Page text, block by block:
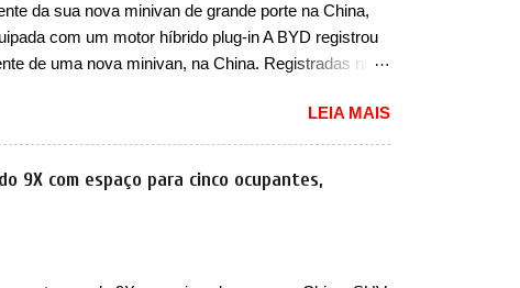
e dos faróis. Ele ainda possui um espaço para a
nova entrada de ar inferio...
da sua nova minivan de grande porte na China,
com um motor híbrido plug-in A BYD registrou
de uma nova minivan, na China. Registradas no
apresentará aos consumidores chineses para além
Max. Equipada com um motor híbrido plug-in
a marca para concorrer com uma série de
visto que por lá o segmento ainda continua
retangulares e inclinados. Os faróis possuem
LEIA MAIS
9X com espaço para cinco ocupantes,